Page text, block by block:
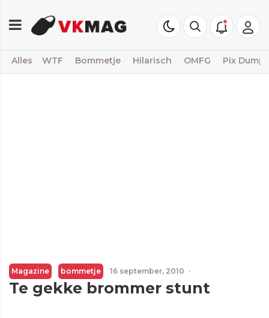
Alles WTF Bommetje Hilarisch OMFG Pix Dump
Magazine bommetje 16 september, 2010 ·
Te gekke brommer stunt